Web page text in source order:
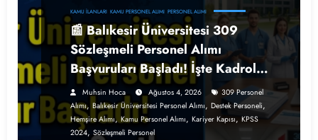
KAMU İLANLARI KAMU PERSONEL ALIMI PERSONEL ALIMI
📰 Balıkesir Üniversitesi 309
Sözleşmeli Personel Alımı
Başvuruları Başladı! İşte Kadrolar
ve Şartlar
Muhsin Hoca Ağustos 4, 2026
309 Personel
Alımı, Balıkesir Üniversitesi Personel Alımı, Destek Personeli,
Hemşire Alımı, Kamu Personel Alımı, Kariyer Kapısı, KPSS
2024, Sözleşmeli Personel